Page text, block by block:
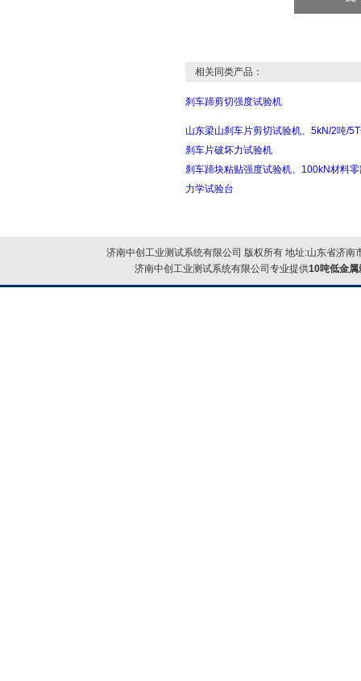
相关同类产品：
刹车蹄剪切强度试验机
山东梁山刹车片剪切试验机、5kN/2吨/
刹车片破坏力试验机
刹车蹄块粘贴强度试验机、100kN材料
力学试验台
济南中创工业测试系统有限公司 版权所有 地址:山东省济
济南中创工业测试系统有限公司专业提供10吨低金属